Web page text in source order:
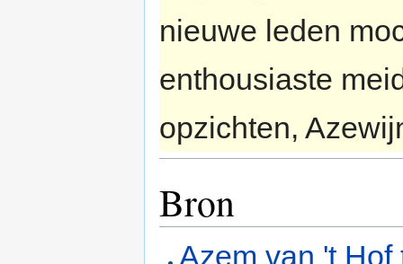
nieuwe leden
enthousiaste
opzichten,
Bron
Azem van 't Hof